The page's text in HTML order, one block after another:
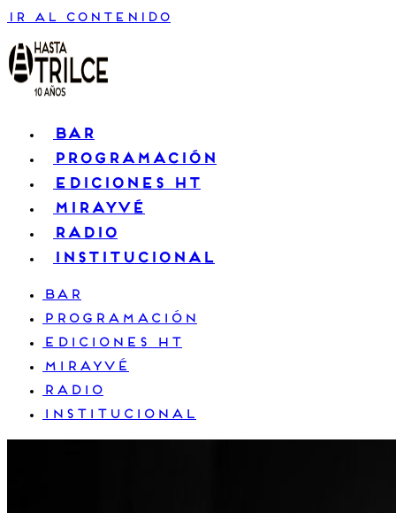
Ir al contenido
BAR
PROGRAMACIÓN
EDICIONES HT
MIRAYVÉ
RADIO
INSTITUCIONAL
BAR
PROGRAMACIÓN
EDICIONES HT
MIRAYVÉ
RADIO
INSTITUCIONAL